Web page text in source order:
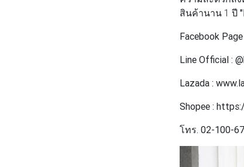
สินค้านาน 1 ปี
Facebook
Line Official :
Lazada :
Shopee :
โทร. 02-100-